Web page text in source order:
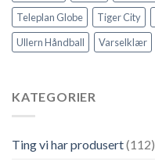
Teleplan Globe
Tiger City
Ullern Håndball
Varselklær
KATEGORIER
Ting vi har produsert(112)